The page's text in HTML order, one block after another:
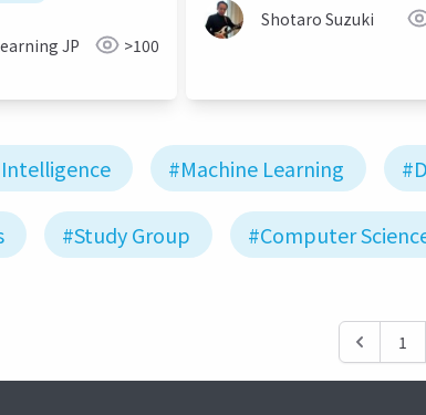
JP >100
Shotaro Suzuki
#Machine Learning
#Study Group #Computer
1